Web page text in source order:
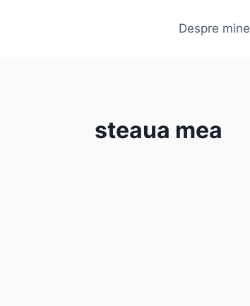
Despre mine
steaua mea